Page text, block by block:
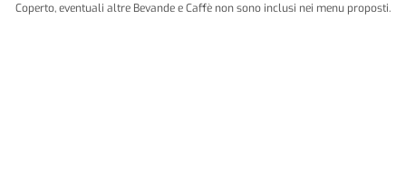
Coperto, eventuali altre Bevande e Caffè non sono inclusi nei menu proposti.